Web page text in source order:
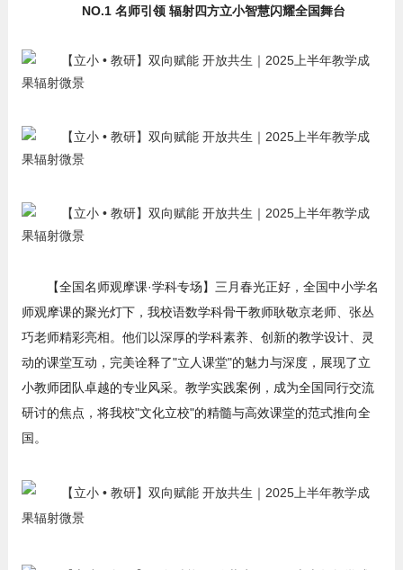
NO.1 名师引领 辐射四方立小智慧闪耀全国舞台
【全国名师观摩课·学科专场】三月春光正好，全国中小学名
师观摩课的聚光灯下，我校语数学科骨干教师耿敬京老师、张丛
巧老师精彩亮相。他们以深厚的学科素养、创新的教学设计、灵
动的课堂互动，完美诠释了"立人课堂"的魅力与深度，展现了立
小教师团队卓越的专业风采。教学实践案例，成为全国同行交流
研讨的焦点，将我校"文化立校"的精髓与高效课堂的范式推向全
国。